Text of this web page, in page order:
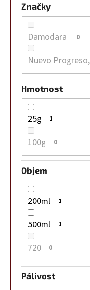
Značky
Damodara 0
Nuevo Progreso,
Hmotnost
25g 1
100g 0
Objem
200ml 1
500ml 1
720 0
Pálivost